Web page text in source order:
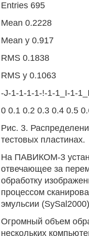
Entries 695
Mean 0.2228
Mean у 0.917
RMS 0.1838
RMS у 0.1063
-J-1-1-1-1-!-1-1_I-1-
0 0.1 0.2 0.3 0.4 0.5
Рис. 3.
тестовых пластинах.
На ПАВИКОМ-3
отвечающее за
обработку
процессом
эмульсии
Огромный объем
нескольких